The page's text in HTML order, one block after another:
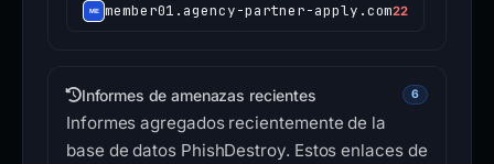
member01.agency-partner-apply.com22
Informes de amenazas recientes 6
Informes agregados recientemente de la
base de datos PhishDestroy. Estos enlaces de